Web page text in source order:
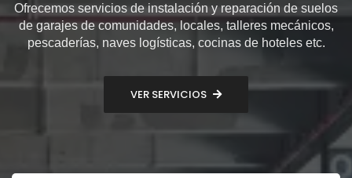
Ofrecemos servicios de instalación y reparación de suelos
de garajes de comunidades, locales, talleres mecánicos,
pescaderías, naves logísticas, cocinas de hoteles etc.
VER SERVICIOS